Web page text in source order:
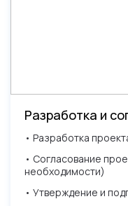
Разработка и
• Разработка
• Согласование
необходимости)
• Утверждение и